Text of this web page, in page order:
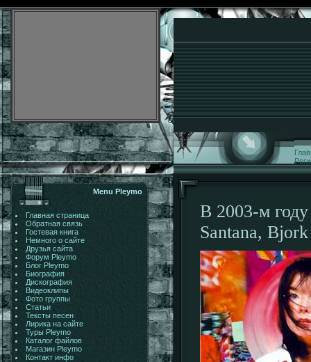
Menu Pleymo
Главная страница
Обратная связь
Гостевая книга
Немного о сайте
Друзья сайта
Форум Pleymo
Блог Pleymo
Биография
Дискография
Видеоклипы
Фото группы
Статьи
Тексты песен
Лирика на сайте
Туры Pleymo
Каталог файлов
Магазин Pleymo
Контакт инфо
В 2003-м
Santana,